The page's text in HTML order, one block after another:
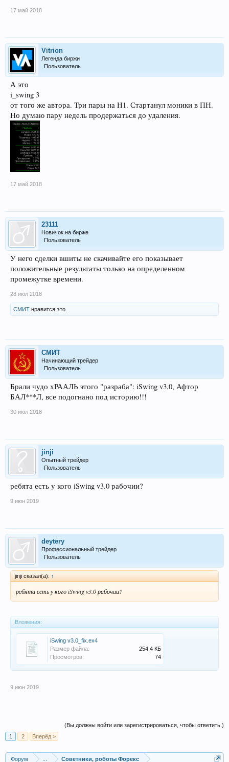
17 май 2018
Vitrion
Легенда биржи
Пользователь
А это
i_swing 3
от того же автора. Три пары на H1. Стартанул моники в ПН.
Но думаю пару недель продержаться до удаления.
17 май 2018
23111
Новичок на бирже
Пользователь
У него сделки вшиты не скачивайте его показывает
положительные результаты только на определенном
промежутке времени.
28 июл 2018
СМИТ нравится это.
СМИТ
Начинающий трейдер
Пользователь
Брали чудо хРААЛЬ этого "разраба": iSwing v3.0, Афтор
БАЛ***Л, все подогнано под историю!!!
30 июл 2018
jinji
Опытный трейдер
Пользователь
ребята есть у кого iSwing v3.0 рабочии?
9 июн 2019
deytery
Профессиональный трейдер
Пользователь
jinji сказал(а): ↑
ребята есть у кого iSwing v3.0 рабочии?
Вложения:
iSwing v3.0_fix.ex4
Размер файла:
254,4 КБ
Просмотров:
74
9 июн 2019
(Вы должны войти или зарегистрироваться, чтобы ответить.)
1
2 Вперёд >
Форум Советники, роботы Форекс